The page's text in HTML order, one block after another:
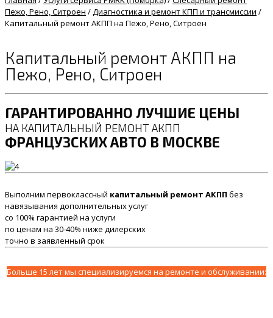
Пежо, Рено, Ситроен /Диагностика и ремонт КПП и трансмиссии /
Капитальный ремонт АКПП на Пежо, Рено, Ситроен
Капитальный ремонт АКПП на
Пежо, Рено, Ситроен
ГАРАНТИРОВАННО ЛУЧШИЕ ЦЕНЫ
НА КАПИТАЛЬНЫЙ РЕМОНТ АКПП
ФРАНЦУЗСКИХ АВТО В МОСКВЕ
Выполним первоклассный капитальный ремонт АКПП без
навязывания дополнительных услуг
со 100% гарантией на услуги
по ценам на 30-40% ниже дилерских
точно в заявленный срок
Больше 15 лет мы специализируемся на ремонте и обслуживании: